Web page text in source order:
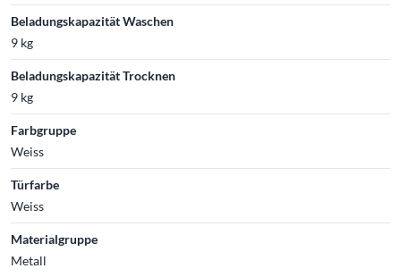
Beladungskapazität Waschen
9 kg
Beladungskapazität Trocknen
9 kg
Farbgruppe
Weiss
Türfarbe
Weiss
Materialgruppe
Metall